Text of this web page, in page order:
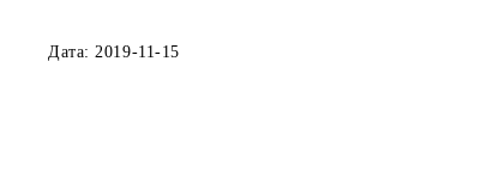
Дата: 2019-11-15